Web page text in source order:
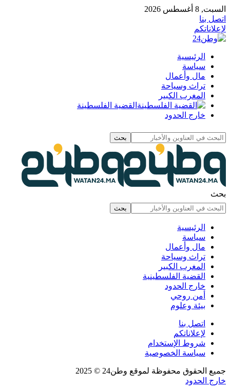
السبت, 8 أغسطس 2026
اتصل بنا
لإعلاناتكم
الرئيسية
سياسة
مال وأعمال
تراث وسياحة
المغرب الكبير
القضية الفلسطينة
خارج الحدود
بحث
الرئيسية
سياسة
مال وأعمال
تراث وسياحة
المغرب الكبير
القضية الفلسطينية
خارج الحدود
أمن روحي
بيئة وعلوم
اتصل بنا
لإعلاناتكم
شروط الإستخدام
سياسة الخصوصية
جميع الحقوق محفوظة لموقع وطن24 © 2025
خارج الحدود